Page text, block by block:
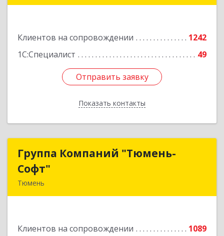
Клиентов на сопровождении
1242
1С:Специалист
49
Отправить заявку
Показать контакты
Отправить заявку
Назад
Группа Компаний "Тюмень-
Софт"
Тюмень
Клиентов на сопровождении
1089
Группа Компаний "Тюмень-
Подробнее